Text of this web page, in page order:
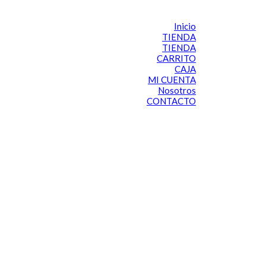
Inicio
TIENDA
TIENDA
CARRITO
CAJA
MI CUENTA
Nosotros
CONTACTO